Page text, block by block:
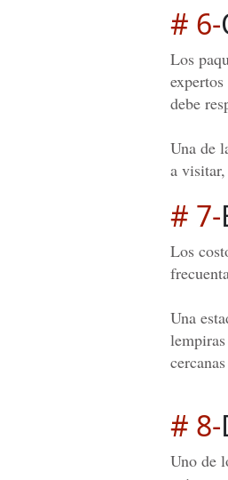
# 6-
Los
debe
Una de
a
# 7-
Los
Una
# 8-
Uno de